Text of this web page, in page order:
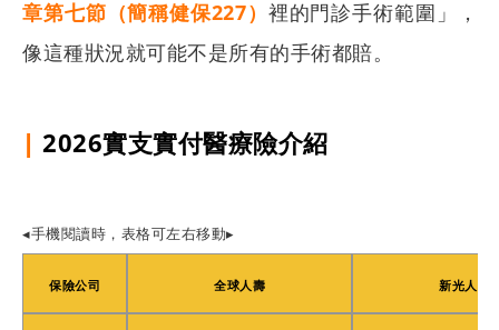
章第七節（簡稱健保227） 裡的門診手術範圍」，
像這種狀況就可能不是所有的手術都賠。
| 2026實支實付醫療險介紹
◂手機閱讀時，表格可左右移動▸
保險公司 全球人壽 新光人壽